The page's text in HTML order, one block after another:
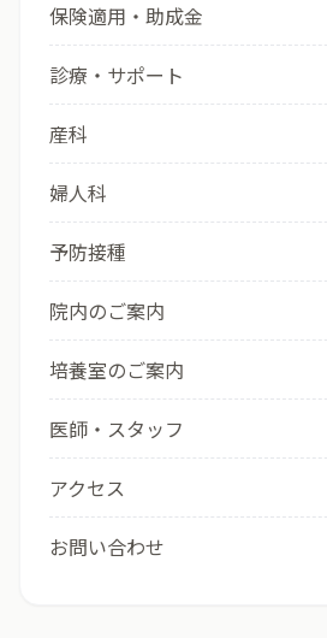
保険適用・助成金
診療・サポート
産科
婦人科
予防接種
院内のご案内
培養室のご案内
医師・スタッフ
アクセス
お問い合わせ